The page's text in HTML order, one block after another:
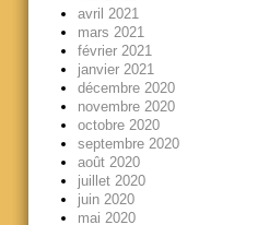
avril 2021
mars 2021
février 2021
janvier 2021
décembre 2020
novembre 2020
octobre 2020
septembre 2020
août 2020
juillet 2020
juin 2020
mai 2020